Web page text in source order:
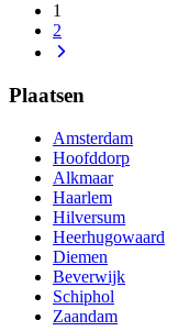
1
2
Plaatsen
Amsterdam
Hoofddorp
Alkmaar
Haarlem
Hilversum
Heerhugowaard
Diemen
Beverwijk
Schiphol
Zaandam